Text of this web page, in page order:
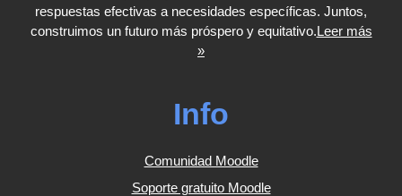
respuestas efectivas a necesidades específicas. Juntos,
construimos un futuro más próspero y equitativo.Leer más
»
Info
Comunidad Moodle
Soporte gratuito Moodle